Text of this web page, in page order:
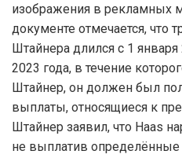
изображения в рекламных
документе отмечается, что
Штайнера длился с 1
2023 года, в течение
Штайнер, он должен был
выплаты, относящиеся к
Штайнер заявил, что Haas
не выплатив